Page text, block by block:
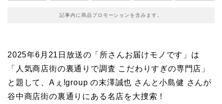
記事内に商品プロモーションを含みます。
2025年6月21日放送の「所さんお届けモノです」は
「人気商店街の裏通りで調査 こだわりすぎの専門店」
と題して、Aぇǃgroup の末澤誠也 さんと小島健 さんが
谷中商店街の裏通りにある名店を大捜索！